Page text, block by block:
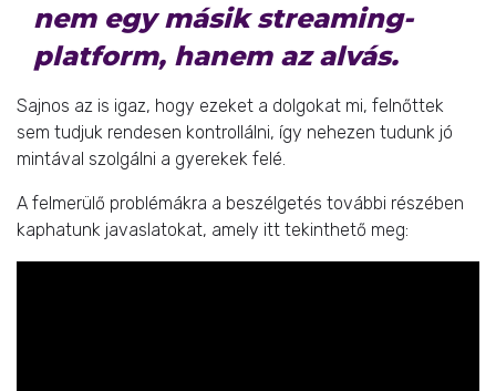
nem egy másik streaming-
platform, hanem az alvás.
Sajnos az is igaz, hogy ezeket a dolgokat mi, felnőttek
sem tudjuk rendesen kontrollálni, így nehezen tudunk jó
mintával szolgálni a gyerekek felé.
A felmerülő problémákra a beszélgetés további részében
kaphatunk javaslatokat, amely itt tekinthető meg: